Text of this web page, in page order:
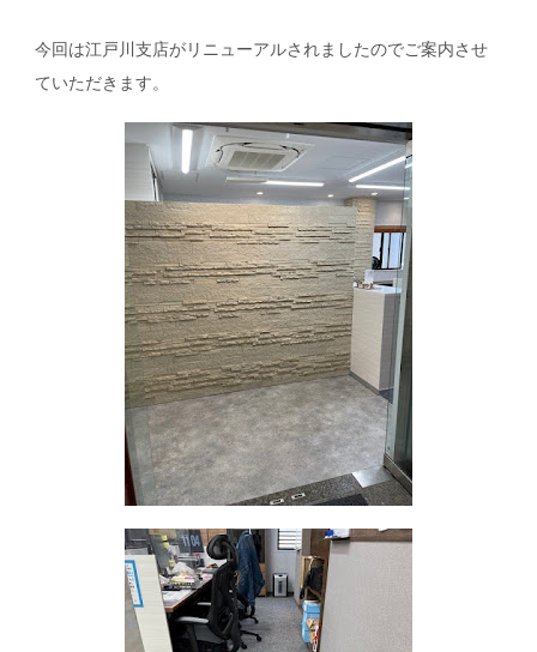
今回は江戸川支店がリニューアルされましたのでご案内させ
ていただきます。